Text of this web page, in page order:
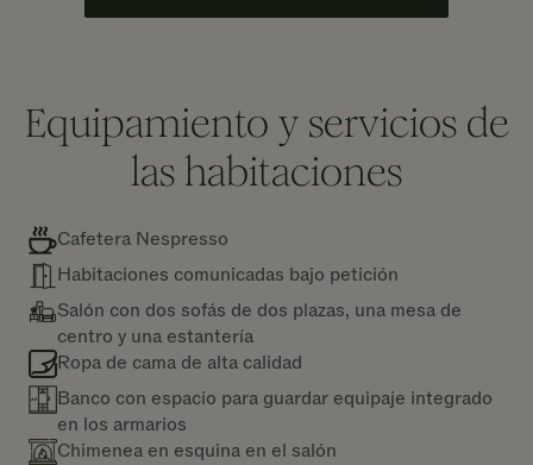
Equipamiento y servicios de
las habitaciones
Cafetera Nespresso
Habitaciones comunicadas bajo petición
Salón con dos sofás de dos plazas, una mesa de
centro y una estantería
Ropa de cama de alta calidad
Banco con espacio para guardar equipaje integrado
en los armarios
Chimenea en esquina en el salón